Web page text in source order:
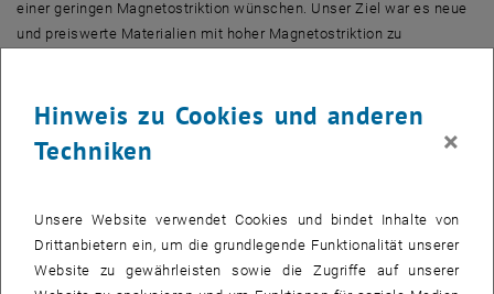
einer geringen Magnetostriktion wünschen. Unser Ziel war es neue
und preiswerte Materialien mit hoher Magnetostriktion zu
vom Institut für Festkörperphysik der TU Wien.
Zusammen mit Dr. Reiko Sato, Projektassistentin am Institut, führte
durch, in dem es gelang die Koppelung atomarer magnetischer
Momente an das Gitter, nachzuweisen. In enger Zusammenarbeit
mit WissenschafterInnen des Synchrotrons (Dr. Pascarelli und Dr.
Buffoni) konnte im Experiment elementspezifisch die lokale
Hinweis zu Cookies und anderen
Techniken
×
Unsere Website verwendet Cookies und bindet Inhalte von
Drittanbietern ein, um die grundlegende Funktionalität unserer
Website zu gewährleisten sowie die Zugriffe auf unserer